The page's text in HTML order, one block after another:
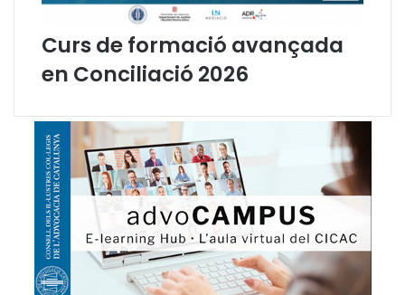
Curs de formació avançada
en Conciliació 2026